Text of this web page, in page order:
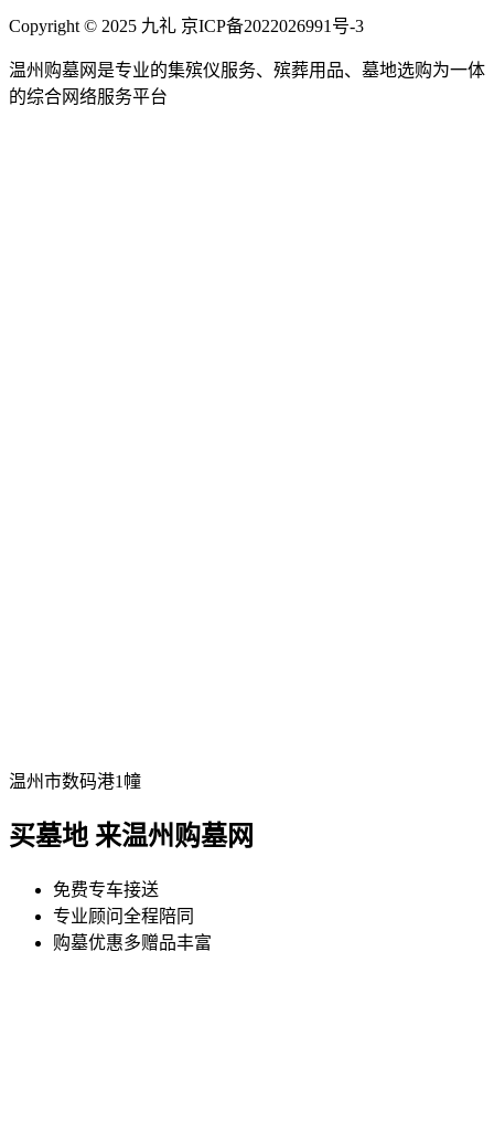
Copyright © 2025 九礼 京ICP备2022026991号-3
温州购墓网是专业的集殡仪服务、殡葬用品、墓地选购为一体
的综合网络服务平台
温州市数码港1幢
买墓地 来温州购墓网
免费专车接送
专业顾问全程陪同
购墓优惠多赠品丰富